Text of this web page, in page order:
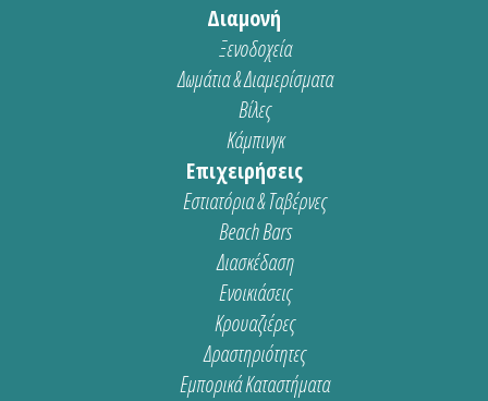
Διαμονή
Ξενοδοχεία
Δωμάτια & Διαμερίσματα
Βίλες
Κάμπινγκ
Επιχειρήσεις
Εστιατόρια & Ταβέρνες
Beach Bars
Διασκέδαση
Ενοικιάσεις
Κρουαζιέρες
Δραστηριότητες
Εμπορικά Καταστήματα